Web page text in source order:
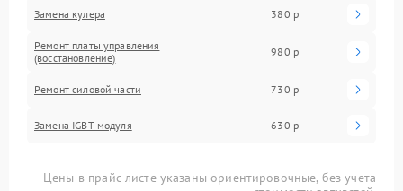
Замена кулера 380 р
Ремонт платы управления
(восстановление)
980 р
Ремонт силовой части 730 р
Замена IGBT-модуля 630 р
Цены в прайс-листе указаны ориентировочные, без учета